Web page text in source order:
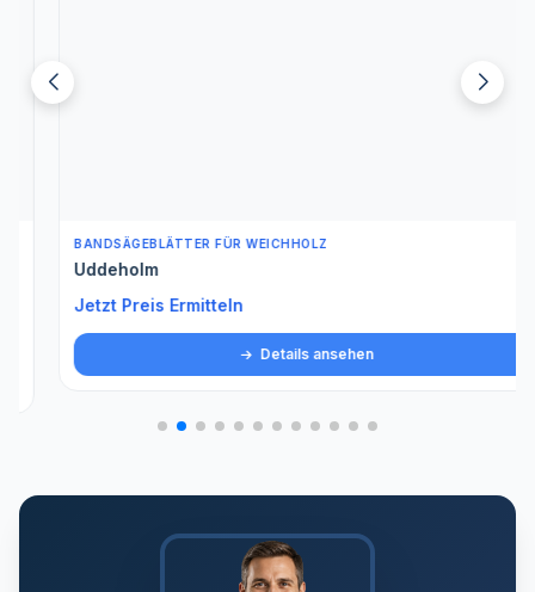
BANDSÄGEBLÄTTER FÜR WEICHHOLZ
Uddeholm
Jetzt Preis Ermitteln
Details ansehen